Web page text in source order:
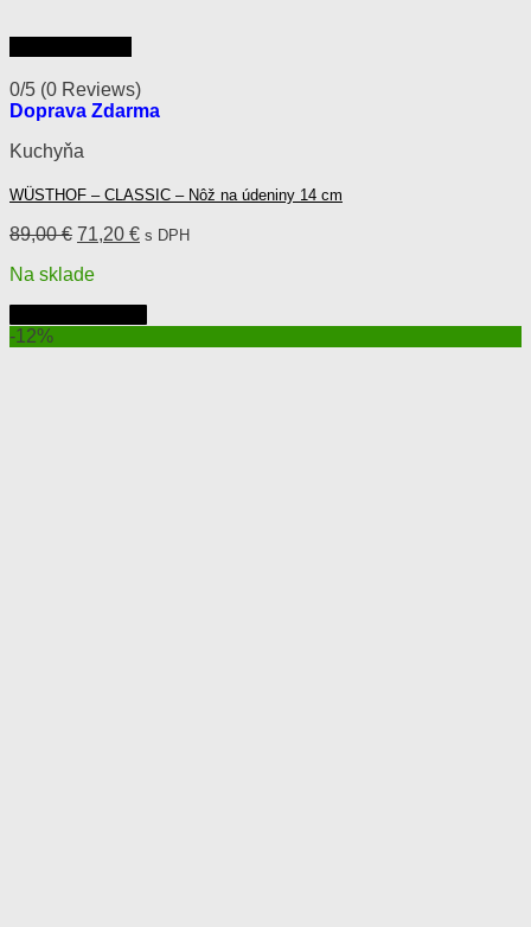
0/5 (0 Reviews)
Doprava Zdarma
Kuchyňa
WÜSTHOF – CLASSIC – Nôž na údeniny 14 cm
89,00€ Pôvodná
bola:
71,20 €Aktuálna
s DPH
Na sklade
-12%